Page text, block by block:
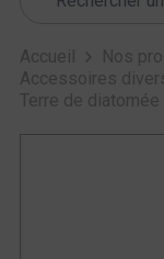
Accueil Nos
Accessoires
Terre de